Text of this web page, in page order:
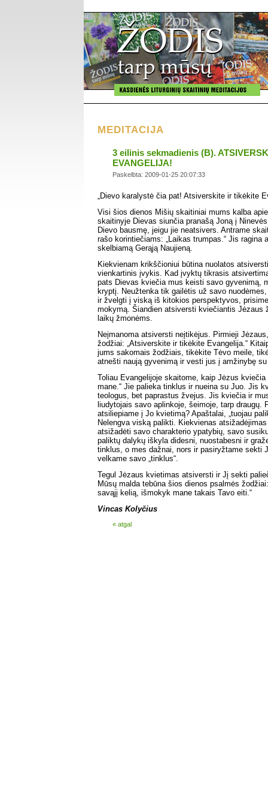
MEDITACIJA
3 eilinis sekmadienis (B).
EVANGELIJA!
Paskelbta: 2009-01-25 20:07:33
„Dievo karalystė čia pat! Atsiverskite ir tikėkite
Visi šios dienos Mišių skaitiniai mums kalba
skaitinyje Dievas siunčia pranašą Joną į
Dievo bausmę, jeigu jie neatsivers. Antrame
rašo korintiečiams: „Laikas trumpas.“ Jis ragina
skelbiamą Gerąją Naujieną.
Kiekvienam krikščioniui būtina nuolatos
vienkartinis įvykis. Kad įvyktų tikrasis
pats Dievas kviečia mus keisti savo gyvenimą,
kryptį. Neužtenka tik gailėtis už savo
ir žvelgti į viską iš kitokios perspektyvos,
mokymą. Šiandien atsiversti kviečiantis Jėzaus
laikų žmonėms.
Neįmanoma atsiversti neįtikėjus. Pirmieji
žodžiai: „Atsiverskite ir tikėkite Evangelija.“
jums sakomais žodžiais, tikėkite Tėvo meile,
atnešti naują gyvenimą ir vesti jus į amžinybę
Toliau Evangelijoje skaitome, kaip Jėzus
mane.“ Jie palieka tinklus ir nueina su Juo. Jis
teologus, bet paprastus žvejus. Jis kviečia ir
liudytojais savo aplinkoje, šeimoje, tarp draugų.
atsiliepiame į Jo kvietimą? Apaštalai, „tuojau
Nelengva viską palikti. Kiekvienas
atsižadėti savo charakterio ypatybių, savo
paliktų dalykų iškyla didesni, nuostabesni ir
tinklus, o mes dažnai, nors ir pasiryžtame sekti
velkame savo „tinklus“.
Tegul Jėzaus kvietimas atsiversti ir Jį sekti
Mūsų malda tebūna šios dienos psalmės
savąjį kelią, išmokyk mane takais Tavo eiti.“
Vincas Kolyčius
« atgal